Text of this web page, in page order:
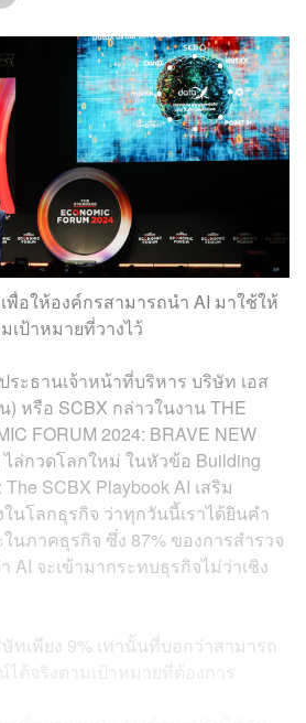
พื่อให้องค์กรสามารถนำ AI มาใช้ให้
เป้าหมายที่วางไว้
ระธานเจ้าหน้าที่บริหาร บริษัท เอส
หรือ SCBX กล่าวในงาน THE
FORUM 2024: BRAVE NEW
ไล่กวดโลกใหม่ ในหัวข้อ Building
SCBX Playbook AI เสริม
นโลกธุรกิจ ว่าทุกวันนี้เราได้ยินคำ
นภาคธุรกิจ ซึ่ง 87% ของการสำรวจ
AI จะเข้ามากระทบธุรกิจไม่ว่าเชิง
เพียง 9% เท่านั้นที่บอกว่าสามารถ
ด้จริงตามเป้าหมายที่ต้องการ